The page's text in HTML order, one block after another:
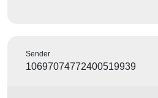
Sender
10697074772400519939